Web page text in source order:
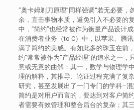
“奥卡姆剃刀原理”同样强调“若无必要，
余，直击事物本质，避免引入不必要的
中，“简约”也经常被作为衡量产品设计
在消费者业务（to C）中，以苹果、腾
满了简约的美感。有如此多的珠玉在前
约”常常被作为“产品经理”的追求之一，
意或无意的曲解：其一，数学与物理学
理的解释，其推导、论证过程充满了复
研究，甚至发展出了一门专门的学科–
简约是对用户而言的，要达到对客户简
者需要有效管理和整合后台的复杂；其